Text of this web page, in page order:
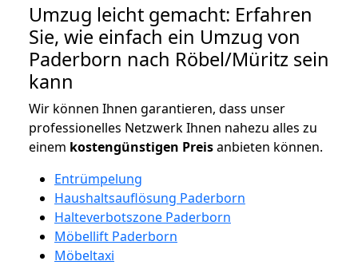
Umzug leicht gemacht: Erfahren
Sie, wie einfach ein Umzug von
Paderborn nach Röbel/Müritz sein
kann
Wir können Ihnen garantieren, dass unser
professionelles Netzwerk Ihnen nahezu alles zu
einem kostengünstigen Preisanbieten können.
Entrümpelung
Haushaltsauflösung Paderborn
Halteverbotszone Paderborn
Möbellift Paderborn
Möbeltaxi